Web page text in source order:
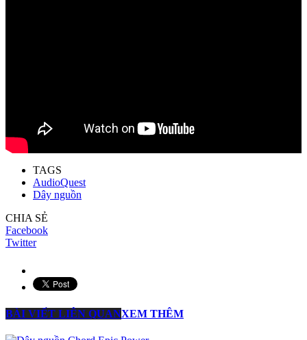
TAGS
AudioQuest
Dây nguồn
CHIA SẺ
Facebook
Twitter
BÀI VIẾT LIÊN QUANXEM THÊM